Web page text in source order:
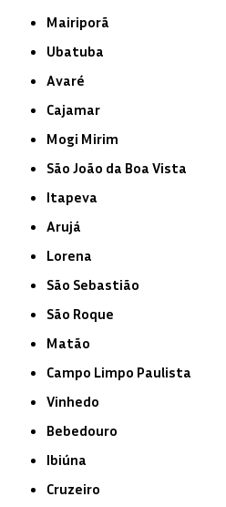
Mairiporã
Ubatuba
Avaré
Cajamar
Mogi Mirim
São João da Boa Vista
Itapeva
Arujá
Lorena
São Sebastião
São Roque
Matão
Campo Limpo Paulista
Vinhedo
Bebedouro
Ibiúna
Cruzeiro